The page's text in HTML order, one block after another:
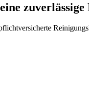
zuverlässige